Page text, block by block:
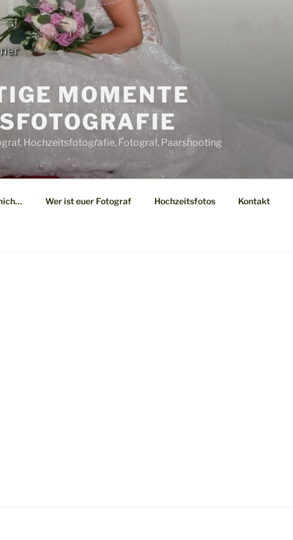
MOMENTE
Hochzeitsfotografie, Fotograf, Paarshooting
Wer ist euer Fotograf Hochzeitsfotos Kontakt